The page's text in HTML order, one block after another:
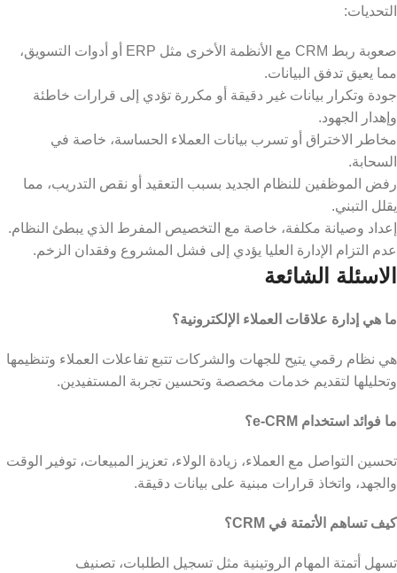
التحديات:
صعوبة ربط CRM مع الأنظمة الأخرى مثل ERP أو أدوات التسويق،
مما يعيق تدفق البيانات.
جودة وتكرار بيانات غير دقيقة أو مكررة تؤدي إلى قرارات خاطئة
وإهدار الجهود.
مخاطر الاختراق أو تسرب بيانات العملاء الحساسة، خاصة في
السحابة.
رفض الموظفين للنظام الجديد بسبب التعقيد أو نقص التدريب، مما
يقلل التبني.
إعداد وصيانة مكلفة، خاصة مع التخصيص المفرط الذي يبطئ النظام.
عدم التزام الإدارة العليا يؤدي إلى فشل المشروع وفقدان الزخم.
الاسئلة الشائعة
ما هي إدارة علاقات العملاء الإلكترونية؟
هي نظام رقمي يتيح للجهات والشركات تتبع تفاعلات العملاء وتنظيمها
وتحليلها لتقديم خدمات مخصصة وتحسين تجربة المستفيدين.
ما فوائد استخدام e-CRM؟
تحسين التواصل مع العملاء، زيادة الولاء، تعزيز المبيعات، توفير الوقت
والجهد، واتخاذ قرارات مبنية على بيانات دقيقة.
كيف تساهم الأتمتة في CRM؟
تسهل أتمتة المهام الروتينية مثل تسجيل الطلبات، تصنيف